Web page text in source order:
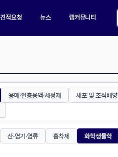
견적요청 뉴스 랩커뮤니티
용매·완충용액·세정제 세포 및 조직배양
산·염기·염류 흡착제 화학생물학